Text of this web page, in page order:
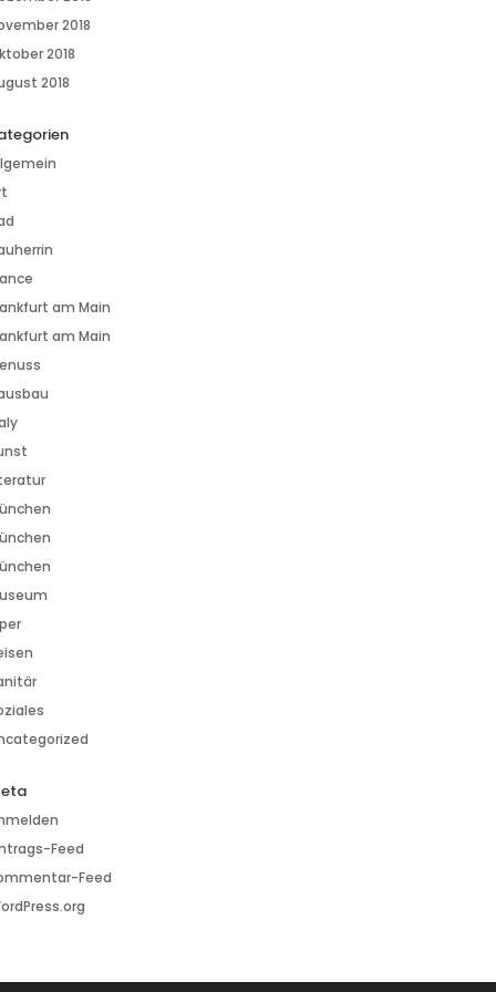
2018
2018
2018
am Main
am Main
Feed
Feed